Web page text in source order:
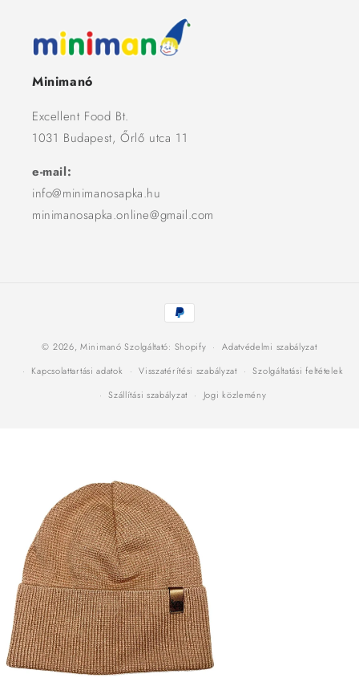
Minimanó
Excellent Food Bt.
1031 Budapest, Őrlő utca 11
e-mail:
info@minimanosapka.hu
minimanosapka.online@gmail.com
Fizetési
módok
© 2026,Minimanó Szolgáltató: Shopify
Adatvédelmi szabályzat
Kapcsolattartási adatok
Visszatérítési szabályzat
Szolgáltatási feltételek
Szállítási szabályzat
Jogi közlemény